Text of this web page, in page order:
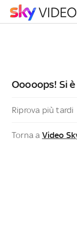
Ooooops! Si
Riprova più tardi
Torna a Video